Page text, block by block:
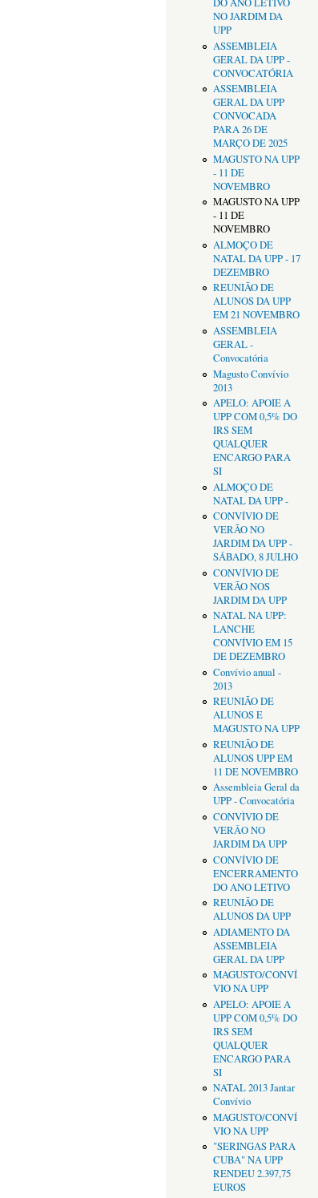
DO ANO LETIVO
NO JARDIM DA
UPP
ASSEMBLEIA
GERAL DA UPP -
CONVOCATÓRIA
ASSEMBLEIA
GERAL DA UPP
CONVOCADA
PARA 26 DE
MARÇO DE 2025
MAGUSTO NA UPP
- 11 DE
NOVEMBRO
MAGUSTO NA UPP
- 11 DE
NOVEMBRO
ALMOÇO DE
NATAL DA UPP - 17
DEZEMBRO
REUNIÃO DE
ALUNOS DA UPP
EM 21 NOVEMBRO
ASSEMBLEIA
GERAL -
Convocatória
Magusto Convívio
2013
APELO: APOIE A
UPP COM 0,5% DO
IRS SEM
QUALQUER
ENCARGO PARA
SI
ALMOÇO DE
NATAL DA UPP -
CONVÍVIO DE
VERÃO NO
JARDIM DA UPP -
SÁBADO, 8 JULHO
CONVÍVIO DE
VERÃO NOS
JARDIM DA UPP
NATAL NA UPP:
LANCHE
CONVÍVIO EM 15
DE DEZEMBRO
Convívio anual -
2013
REUNIÃO DE
ALUNOS E
MAGUSTO NA UPP
REUNIÃO DE
ALUNOS UPP EM
11 DE NOVEMBRO
Assembleia Geral da
UPP - Convocatória
CONVÌVIO DE
VERÂO NO
JARDIM DA UPP
CONVÍVIO DE
ENCERRAMENTO
DO ANO LETIVO
REUNIÃO DE
ALUNOS DA UPP
ADIAMENTO DA
ASSEMBLEIA
GERAL DA UPP
MAGUSTO/CONVÍ
VIO NA UPP
APELO: APOIE A
UPP COM 0,5% DO
IRS SEM
QUALQUER
ENCARGO PARA
SI
NATAL 2013 Jantar
Convívio
MAGUSTO/CONVÍ
VIO NA UPP
"SERINGAS PARA
CUBA" NA UPP
RENDEU 2.397,75
EUROS